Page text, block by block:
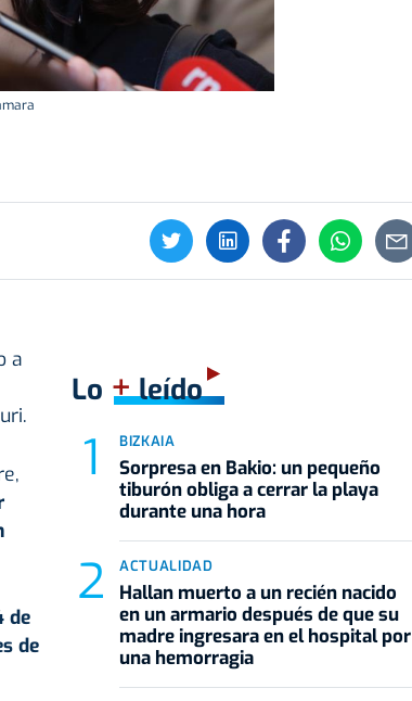
a
de
de
Lo +leído
BIZKAIA
Sorpresa en Bakio: un pequeño
tiburón obliga a cerrar la playa
durante una hora
ACTUALIDAD
Hallan muerto a un recién nacido
en un armario después de que su
madre ingresara en el hospital por
una hemorragia